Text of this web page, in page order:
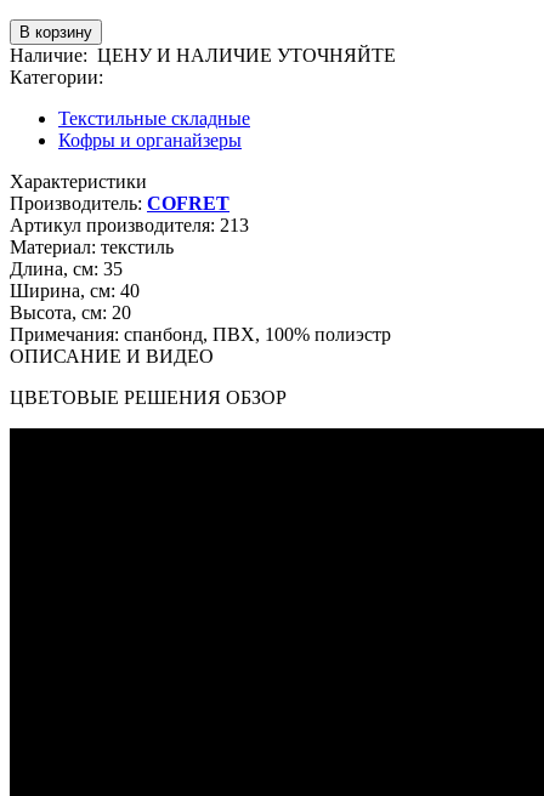
Наличие: ЦЕНУ И НАЛИЧИЕ УТОЧНЯЙТЕ
Категории:
Текстильные складные
Кофры и органайзеры
Характеристики
Производитель: COFRET
Артикул производителя: 213
Материал: текстиль
Длина, см: 35
Ширина, см: 40
Высота, см: 20
Примечания: спанбонд, ПВХ, 100% полиэстр
ОПИСАНИЕ И ВИДЕО
ЦВЕТОВЫЕ РЕШЕНИЯ ОБЗОР